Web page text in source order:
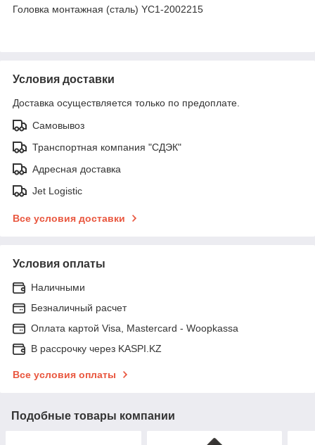
Головка монтажная (сталь) YC1-2002215
Условия доставки
Доставка осуществляется только по предоплате.
Самовывоз
Транспортная компания "СДЭК"
Адресная доставка
Jet Logistic
Все условия доставки
Условия оплаты
Наличными
Безналичный расчет
Оплата картой Visa, Mastercard - Woopkassa
В рассрочку через KASPI.KZ
Все условия оплаты
Подобные товары компании